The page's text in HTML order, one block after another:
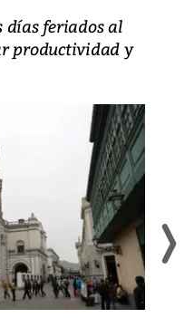
días feriados al
productividad y